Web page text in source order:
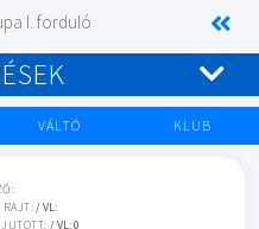
I. forduló
VÁLTÓ KLUB
RAJT:/ VL:
/ VL: 0